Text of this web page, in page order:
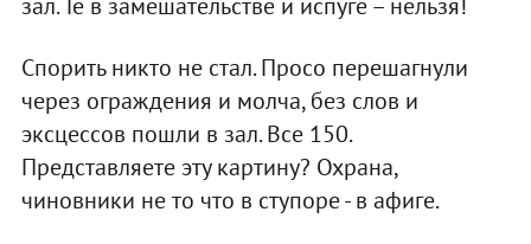
Спорить никто не стал. Просо перешагнули
через ограждения и молча, без слов и
эксцессов пошли в зал. Все 150.
Представляете эту картину? Охрана,
чиновники не то что в ступоре - в афиге.